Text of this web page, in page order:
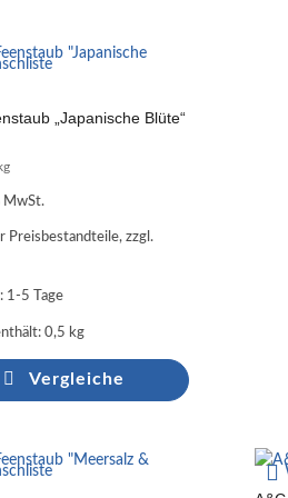
„Japanische Blüte“
kg
MwSt.
Preisbestandteile, zzgl.
1-5 Tage
0,5 kg
Vergleiche